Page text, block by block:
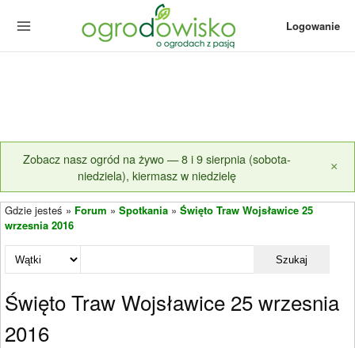
Logowanie
Zobacz nasz ogród na żywo — 8 i 9 sierpnia (sobota-
niedziela), kiermasz w niedzielę
×
Gdzie jesteś » Forum » Spotkania » Święto Traw Wojsławice 25
wrzesnia 2016
Szukaj
Święto Traw Wojsławice 25 wrzesnia
2016